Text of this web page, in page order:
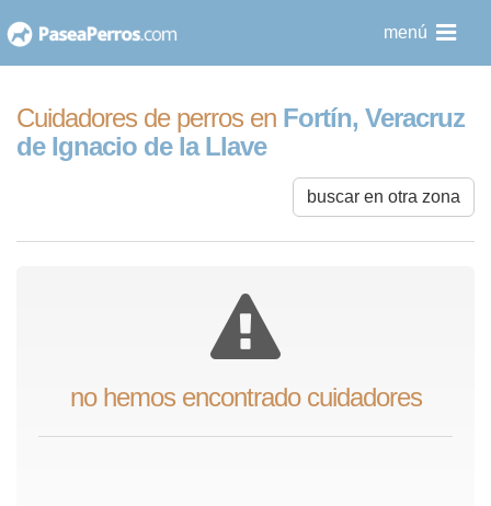
al
menú
Cuidadores de perros en Fortín, Veracruz
de Ignacio de la Llave
buscar en otra zona
no hemos encontrado cuidadores